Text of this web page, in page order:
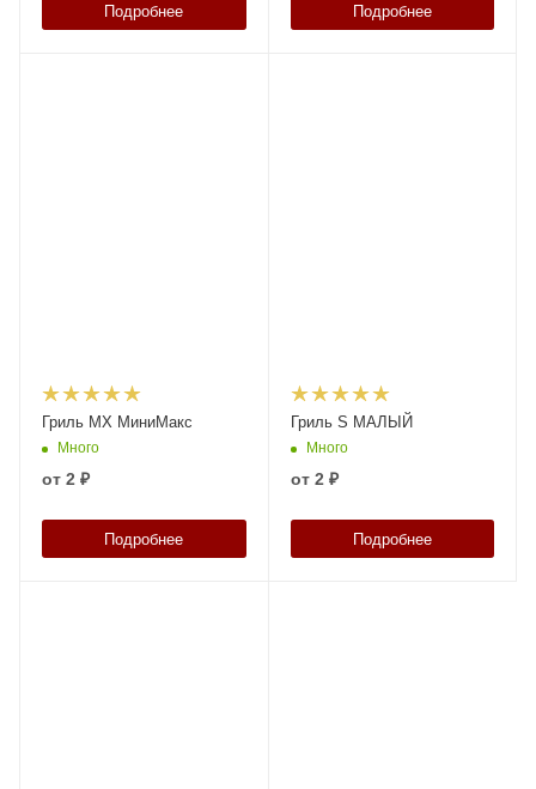
Подробнее Подробнее
Гриль MX МиниМакс
Много
от 2 ₽
Подробнее
Гриль S МАЛЫЙ
Много
от 2 ₽
Подробнее